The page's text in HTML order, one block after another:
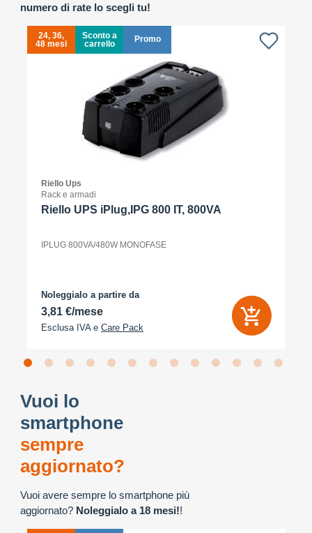
numero di rate lo scegli tu!
24, 36,
48 mesi
Sconto a
carrello
Promo
Riello Ups
Rack e armadi
Riello UPS iPlug,IPG 800 IT, 800VA
IPLUG 800VA/480W MONOFASE
Noleggialo a partire da
3,81 €/mese
Esclusa IVA e Care Pack
Vuoi lo
smartphone
sempre
aggiornato?
Vuoi avere sempre lo smartphone più
aggiornato? Noleggialo a 18 mesi!!